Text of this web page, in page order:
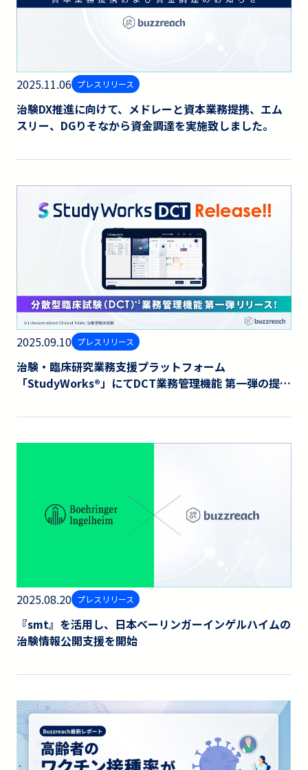
2025.11.06 プレスリリース
治験DX推進に向けて、メドレーと資本業務提携、エム
スリー、DGりそなから資金調達を実施致しました。
2025.09.10 プレスリリース
治験・臨床研究業務支援プラットフォーム
「StudyWorks®︎」にてDCT業務管理機能 第一弾の提供
2025.08.20 プレスリリース
『smt』を活用し、日本ベーリンガーインゲルハイムの
治験情報公開支援を開始